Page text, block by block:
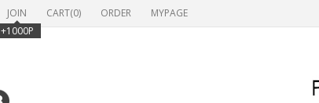
JOIN
+1000P
CART(0) ORDER MYPAGE